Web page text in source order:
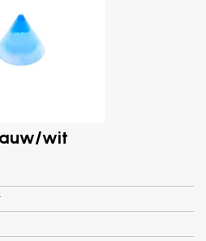
wit